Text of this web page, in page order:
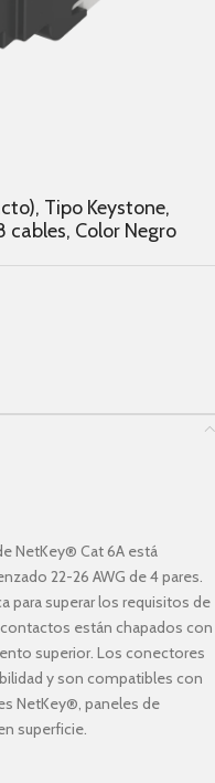
Tipo Keystone,
cables, Color Negro
NetKey® Cat 6A está
22-26 AWG de 4 pares.
para superar los requisitos de
están chapados con
superior. Los conectores
y son compatibles con
NetKey®, paneles de
superficie.